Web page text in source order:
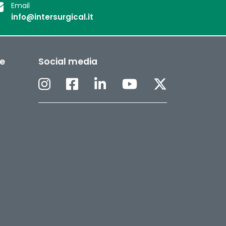
Email
info@intersurgical.it
Social media